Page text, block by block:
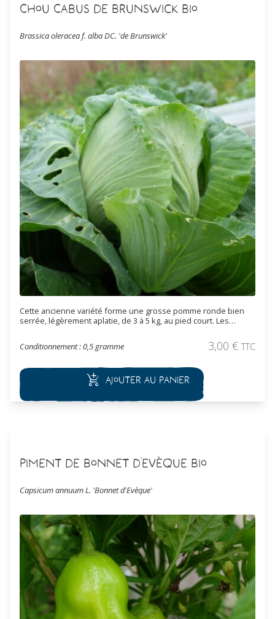
Chou Cabus de Brunswick Bio
Brassica oleracea f. alba DC. 'de Brunswick'
Cette ancienne variété forme une grosse pomme ronde bien
serrée, légèrement aplatie, de 3 à 5 kg, au pied court. Les
chaleurs estivales, la récolte s’effectue de fin juillet à fin
décembre. Elle résiste également bien au froid (jusqu'à -10°C).
Conditionnement : 0,5 gramme 3,00 € TTC
Ajouter au panier
Piment de Bonnet d'Evèque Bio
Capsicum annuum L. 'Bonnet d'Evèque'